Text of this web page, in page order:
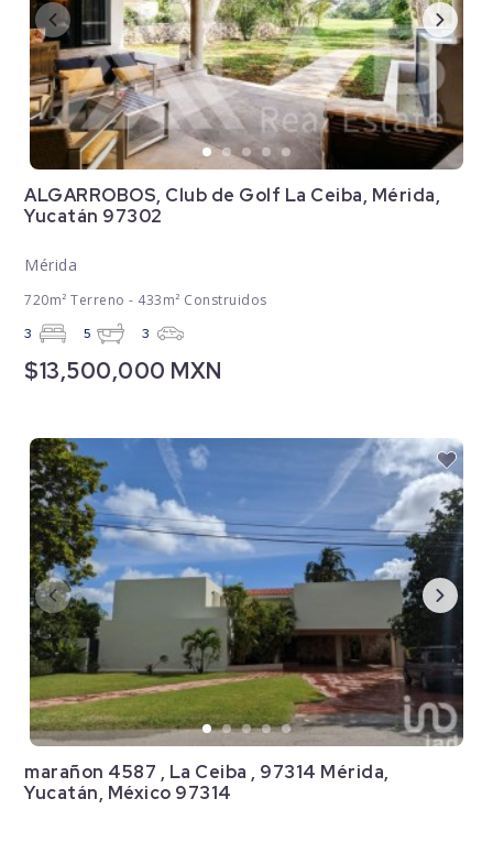
ALGARROBOS, Club de Golf La Ceiba, Mérida,
Yucatán 97302
Mérida
720m² Terreno - 433m² Construidos
3 5 3
$13,500,000 MXN
marañon 4587 , La Ceiba , 97314 Mérida,
Yucatán, México 97314